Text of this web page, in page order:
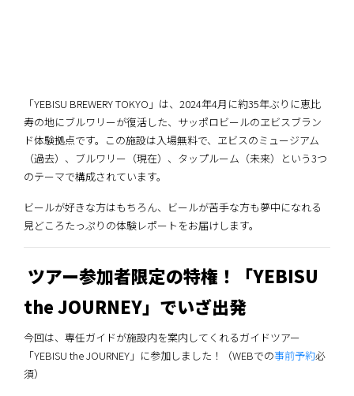
「YEBISU BREWERY TOKYO」は、2024年4月に約35年ぶりに恵比
寿の地にブルワリーが復活した、サッポロビールのヱビスブラン
ド体験拠点です。この施設は入場無料で、ヱビスのミュージアム
（過去）、ブルワリー（現在）、タップルーム（未来）という3つ
のテーマで構成されています。
ビールが好きな方はもちろん、ビールが苦手な方も夢中になれる
見どころたっぷりの体験レポートをお届けします。
ツアー参加者限定の特権！「YEBISU
the JOURNEY」でいざ出発
今回は、専任ガイドが施設内を案内してくれるガイドツアー
「YEBISU the JOURNEY」に参加しました！（WEBでの事前予約必
須）